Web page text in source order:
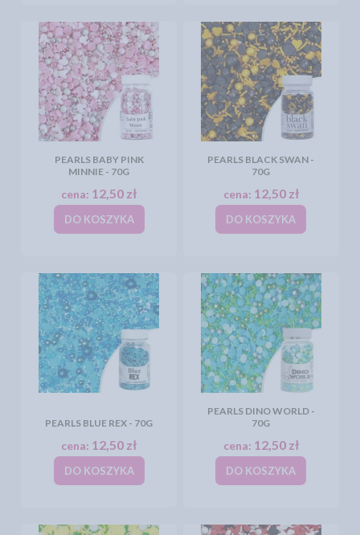
PEARLS BABY PINK
MINNIE - 70G
cena: 12,50 zł
DO KOSZYKA
PEARLS BLACK SWAN -
70G
cena: 12,50 zł
DO KOSZYKA
PEARLS BLUE REX - 70G
cena: 12,50 zł
DO KOSZYKA
PEARLS DINO WORLD -
70G
cena: 12,50 zł
DO KOSZYKA